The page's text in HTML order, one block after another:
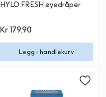
HYLO FRESH øyedråper
Kr 179,90
Legg i handlekurv